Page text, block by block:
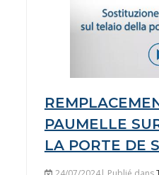
PAUMELLE
LA PORTE DE